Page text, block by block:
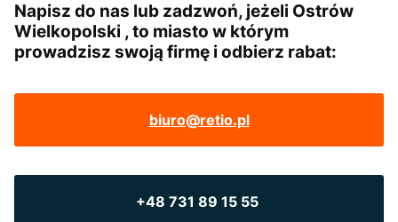
Napisz do nas lub zadzwoń, jeżeli Ostrów
Wielkopolski , to miasto w którym
prowadzisz swoją firmę i odbierz rabat:
biuro@retio.pl
+48 731 89 15 55